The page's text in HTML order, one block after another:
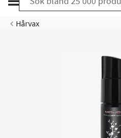
Hårvax